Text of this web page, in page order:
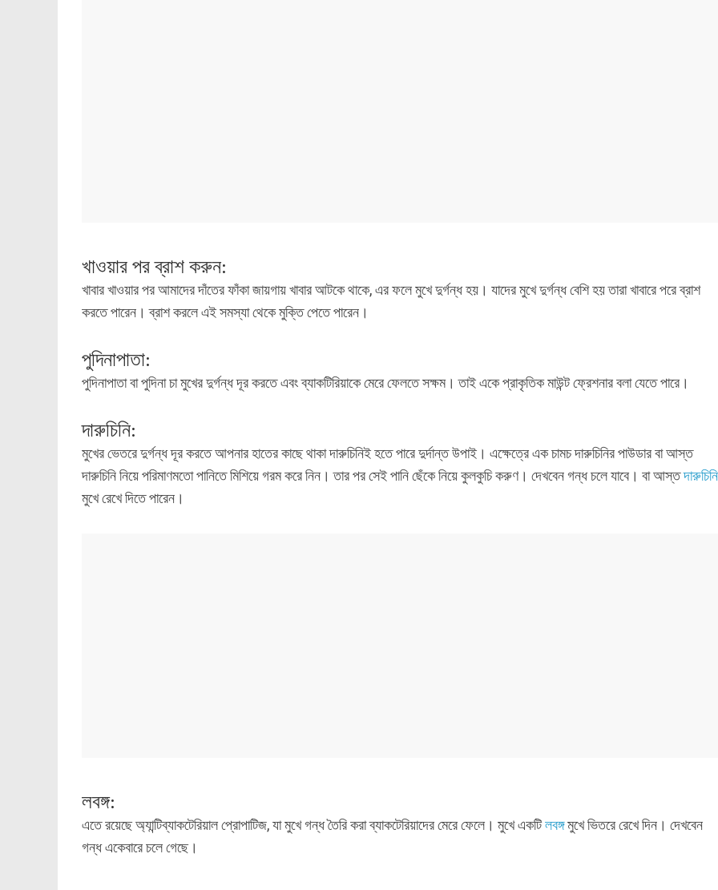
খাওয়ার পর ব্রাশ করুন:
খাবার খাওয়ার পর আমাদের দাঁতের ফাঁকা জায়গায় খাবার আটকে থাকে, এর ফলে মুখে দুর্গন্ধ হয়। যাদের মুখে দুর্গন্ধ বেশি হয় তারা খাবারে পরে ব্রাশ
করতে পারেন। ব্রাশ করলে এই সমস্যা থেকে মুক্তি পেতে পারেন।
পুদিনাপাতা:
পুদিনাপাতা বা পুদিনা চা মুখের দুর্গন্ধ দূর করতে এবং ব্যাকটিরিয়াকে মেরে ফেলতে সক্ষম। তাই একে প্রাকৃতিক মাউন্ট ফ্রেশনার বলা যেতে পারে।
দারুচিনি:
মুখের ভেতরে দুর্গন্ধ দূর করতে আপনার হাতের কাছে থাকা দারুচিনিই হতে পারে দুর্দান্ত উপাই। এক্ষেত্রে এক চামচ দারুচিনির পাউডার বা আস্ত
দারুচিনি নিয়ে পরিমাণমতো পানিতে মিশিয়ে গরম করে নিন। তার পর সেই পানি ছেঁকে নিয়ে কুলকুচি করুণ। দেখবেন গন্ধ চলে যাবে। বা আস্তদারুচিনি
মুখে রেখে দিতে পারেন।
লবঙ্গ:
এতে রয়েছে অ্যান্টিব্যাকটেরিয়াল প্রোপাটিজ, যা মুখে গন্ধ তৈরি করা ব্যাকটেরিয়াদের মেরে ফেলে। মুখে একটিলবঙ্গমুখে ভিতরে রেখে দিন। দেখবেন
গন্ধ একেবারে চলে গেছে।